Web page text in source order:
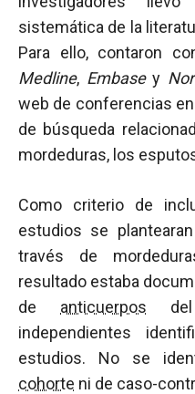
sistemática de la
Para ello, contaron
Medline, Embasey
web de conferencias
de búsqueda
mordeduras, los
Como criterio de
estudios se
través de
resultado estaba
de anticuerpos
independientes
estudios. No se
cohorte ni de caso-